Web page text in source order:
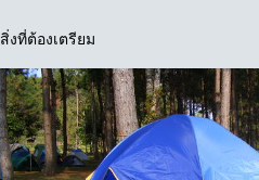
สิ่งที่ต้องเตรียม